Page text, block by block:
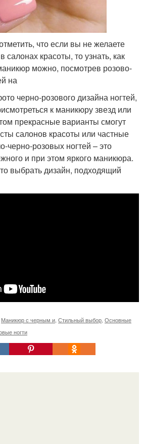
что если вы не желаете
салонах красоты, то узнать, как
можно, посмотрев розово-
на
черно-розового дизайна ногтей,
к маникюру звезд или
прекрасные варианты смогут
салонов красоты или частные
черно-розовых ногтей – это
и при этом яркого маникюра.
выбрать дизайн, подходящий
Маникюр с черным и Стильный выбор Основные
ногти